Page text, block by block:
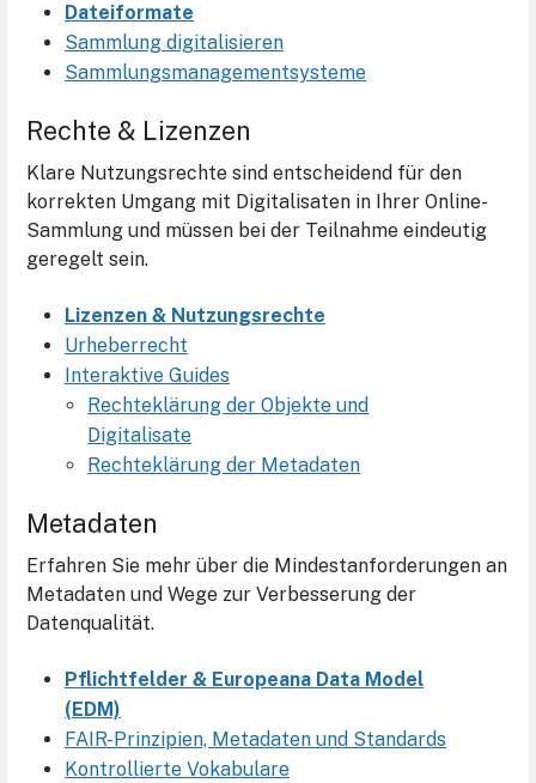
Dateiformate
Sammlung digitalisieren
Sammlungsmanagementsysteme
Rechte & Lizenzen
Klare Nutzungsrechte sind entscheidend für den
korrekten Umgang mit Digitalisaten in Ihrer Online-
Sammlung und müssen bei der Teilnahme eindeutig
geregelt sein.
Lizenzen & Nutzungsrechte
Urheberrecht
Interaktive Guides
Rechteklärung der Objekte und
Digitalisate
Rechteklärung der Metadaten
Metadaten
Erfahren Sie mehr über die Mindestanforderungen an
Metadaten und Wege zur Verbesserung der
Datenqualität.
Pflichtfelder & Europeana Data Model
(EDM)
FAIR-Prinzipien, Metadaten und Standards
Kontrollierte Vokabulare